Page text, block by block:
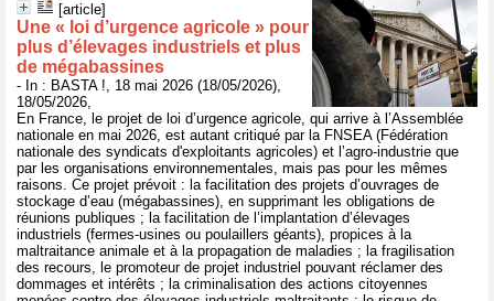
[article]
Une « loi d’urgence agricole » pour
plus d’élevages industriels et plus
de mégabassines
- In : BASTA !, 18 mai 2026 (18/05/2026),
18/05/2026,
En France, le projet de loi d’urgence agricole, qui arrive à l’Assemblée
nationale en mai 2026, est autant critiqué par la FNSEA (Fédération
nationale des syndicats d'exploitants agricoles) et l’agro-industrie que
par les organisations environnementales, mais pas pour les mêmes
raisons. Ce projet prévoit : la facilitation des projets d’ouvrages de
stockage d’eau (mégabassines), en supprimant les obligations de
réunions publiques ; la facilitation de l’implantation d’élevages
industriels (fermes-usines ou poulaillers géants), propices à la
maltraitance animale et à la propagation de maladies ; la fragilisation
des recours, le promoteur de projet industriel pouvant réclamer des
dommages et intérêts ; la criminalisation des actions citoyennes